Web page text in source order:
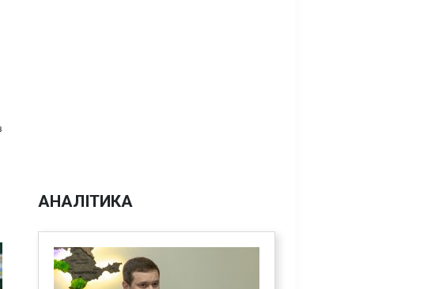
АНАЛІТИКА